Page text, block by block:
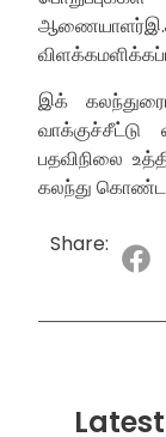
இக்
வாக்குச்சீட்டு
பதவிநிலை
கலந்து
Share: